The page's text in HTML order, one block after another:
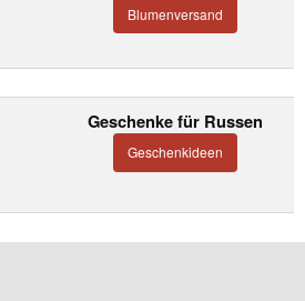
Blumenversand
Geschenke für Russen
Geschenkideen